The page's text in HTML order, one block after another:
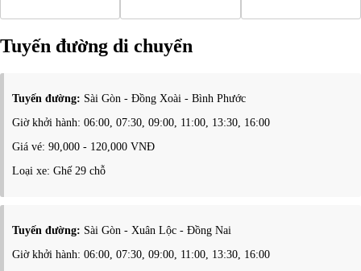
Tuyến đường di chuyển
Tuyến đường: Sài Gòn - Đồng Xoài - Bình Phước
Giờ khởi hành: 06:00, 07:30, 09:00, 11:00, 13:30, 16:00
Giá vé: 90,000 - 120,000 VNĐ
Loại xe: Ghế 29 chỗ
Tuyến đường: Sài Gòn - Xuân Lộc - Đồng Nai
Giờ khởi hành: 06:00, 07:30, 09:00, 11:00, 13:30, 16:00